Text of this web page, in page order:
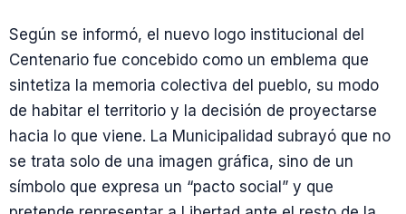
Según se informó, el nuevo logo institucional del
Centenario fue concebido como un emblema que
sintetiza la memoria colectiva del pueblo, su modo
de habitar el territorio y la decisión de proyectarse
hacia lo que viene. La Municipalidad subrayó que no
se trata solo de una imagen gráfica, sino de un
símbolo que expresa un “pacto social” y que